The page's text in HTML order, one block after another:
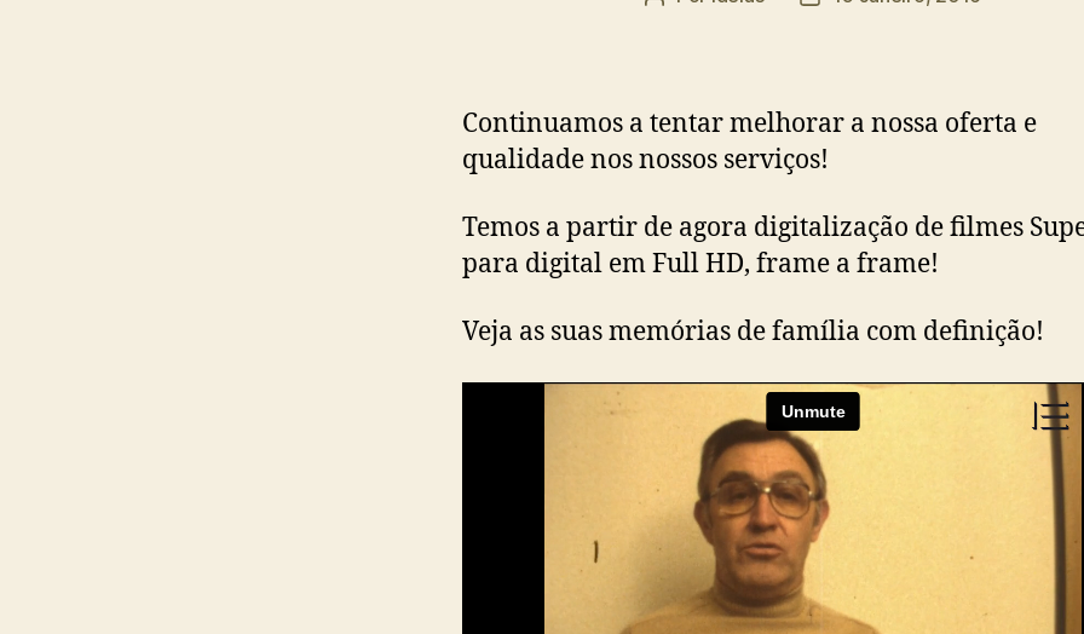
Continuamos a tentar melhorar a nossa oferta e
qualidade nos nossos serviços!
Temos a partir de agora digitalização de filmes
para digital em Full HD, frame a frame!
Veja as suas memórias de família com definição!